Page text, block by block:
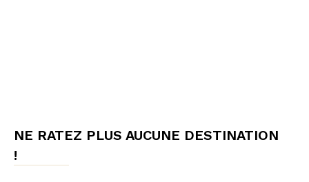
NE RATEZ PLUS AUCUNE DESTINATION
!